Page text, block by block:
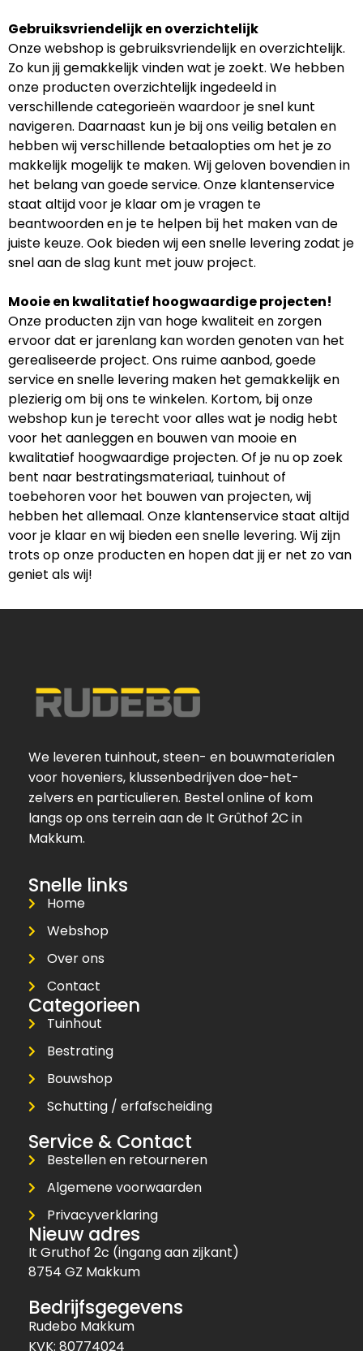
Gebruiksvriendelijk en overzichtelijk
Onze webshop is gebruiksvriendelijk en overzichtelijk.
Zo kun jij gemakkelijk vinden wat je zoekt. We hebben
onze producten overzichtelijk ingedeeld in
verschillende categorieën waardoor je snel kunt
navigeren. Daarnaast kun je bij ons veilig betalen en
hebben wij verschillende betaalopties om het je zo
makkelijk mogelijk te maken. Wij geloven bovendien in
het belang van goede service. Onze klantenservice
staat altijd voor je klaar om je vragen te
beantwoorden en je te helpen bij het maken van de
juiste keuze. Ook bieden wij een snelle levering zodat je
snel aan de slag kunt met jouw project.
Mooie en kwalitatief hoogwaardige projecten!
Onze producten zijn van hoge kwaliteit en zorgen
ervoor dat er jarenlang kan worden genoten van het
gerealiseerde project. Ons ruime aanbod, goede
service en snelle levering maken het gemakkelijk en
plezierig om bij ons te winkelen. Kortom, bij onze
webshop kun je terecht voor alles wat je nodig hebt
voor het aanleggen en bouwen van mooie en
kwalitatief hoogwaardige projecten. Of je nu op zoek
bent naar bestratingsmateriaal, tuinhout of
toebehoren voor het bouwen van projecten, wij
hebben het allemaal. Onze klantenservice staat altijd
voor je klaar en wij bieden een snelle levering. Wij zijn
trots op onze producten en hopen dat jij er net zo van
geniet als wij!
We leveren tuinhout, steen- en bouwmaterialen
voor hoveniers, klussenbedrijven doe-het-
zelvers en particulieren. Bestel online of kom
langs op ons terrein aan de It Grûthof 2C in
Makkum.
Snelle links
Home
Webshop
Over ons
Contact
Categorieen
Tuinhout
Bestrating
Bouwshop
Schutting / erfafscheiding
Service & Contact
Bestellen en retourneren
Algemene voorwaarden
Privacyverklaring
Nieuw adres
It Gruthof 2c (ingang aan zijkant)
8754 GZ Makkum
Bedrijfsgegevens
Rudebo Makkum
KVK: 80774024